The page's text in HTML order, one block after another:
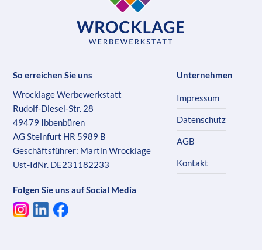
So erreichen Sie uns
Wrocklage Werbewerkstatt
Rudolf-Diesel-Str. 28
49479 Ibbenbüren
AG Steinfurt HR 5989 B
Geschäftsführer: Martin Wrocklage
Ust-IdNr. DE231182233
Folgen Sie uns auf Social Media
Unternehmen
Impressum
Datenschutz
AGB
Kontakt